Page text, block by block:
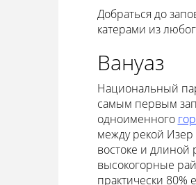
Добраться до
катерами из
Вануаз
Национальный
самым первым
одноименного
между рекой
востоке и длиной
высокогорные
практически 80%